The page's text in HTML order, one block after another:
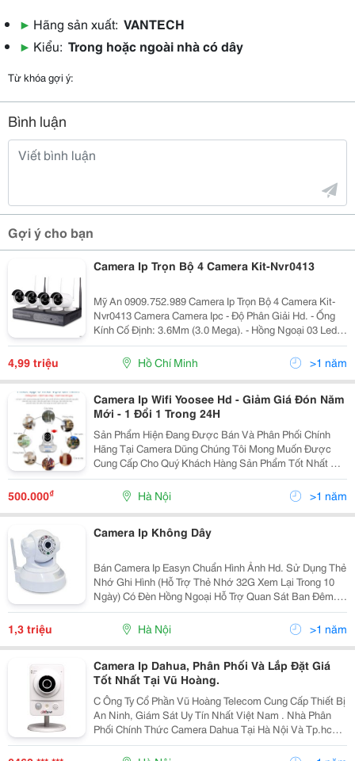
▶ Hãng sản xuất: VANTECH
▶ Kiểu: Trong hoặc ngoài nhà có dây
Từ khóa gợi ý:
Bình luận
Gợi ý cho bạn
Camera Ip Trọn Bộ 4 Camera Kit-Nvr0413
Mỹ An 0909.752.989 Camera Ip Trọn Bộ 4 Camera Kit-
Nvr0413 Camera Camera Ipc - Độ Phân Giải Hd. - Ống
Kính Cố Định: 3.6Mm (3.0 Mega). - Hồng Ngoại 03 Led
Array. Đầu Ghi Đầu Ghi Ip - 4 Kênh Dùng Cho Camera Ip
Chuẩn Hd 1080P - Ngõ Ra Video Đồng Bộ Hdmi/
4,99 triệu Hồ Chí Minh >1 năm
Camera Ip Wifi Yoosee Hd - Giảm Giá Đón Năm
Mới - 1 Đổi 1 Trong 24H
Sản Phẩm Hiện Đang Được Bán Và Phân Phối Chính
Hãng Tại Camera Dũng Chúng Tôi Mong Muốn Được
Cung Cấp Cho Quý Khách Hàng Sản Phẩm Tốt Nhất Với
Giá Hợp Lý Và Chế Độ Hậu Mãi Tốt Nhất. Để Tham
Khảo Và Mua Hàng Trực Tiếp, Quý Khách Có Thể Qua
500.000₫ Hà Nội >1 năm
Camera Ip Không Dây
Bán Camera Ip Easyn Chuẩn Hình Ảnh Hd. Sử Dụng Thẻ
Nhớ Ghi Hình (Hỗ Trợ Thẻ Nhớ 32G Xem Lại Trong 10
Ngày) Có Đèn Hồng Ngoại Hỗ Trợ Quan Sát Ban Đêm.
Quan Sát Hình Ảnh Ở Bất Kỳ Đâu Có Internet, Xem
1,3 triệu Hà Nội >1 năm
Camera Ip Dahua, Phân Phối Và Lắp Đặt Giá
Tốt Nhất Tại Vũ Hoàng.
C Ông Ty Cổ Phần Vũ Hoàng Telecom Cung Cấp Thiết Bị
An Ninh, Giám Sát Uy Tín Nhất Việt Nam . Nhà Phân
Phối Chính Thức Camera Dahua Tại Hà Nội Và Tp.hcm.
-Hotline : 0989 067 969 (Ms. Linh). Hà Nội Gọi 0989 067
969 - 04 6256 1111-